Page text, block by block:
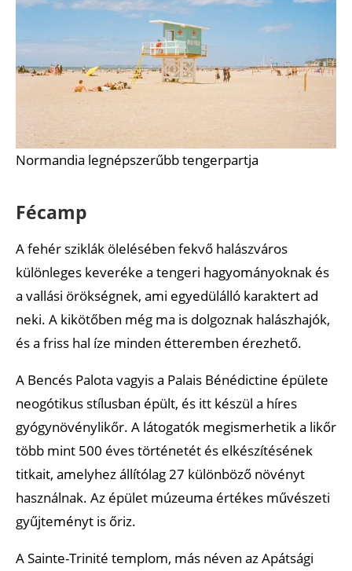
Normandia legnépszerűbb tengerpartja
Fécamp
A fehér sziklák ölelésében fekvő halászváros
különleges keveréke a tengeri hagyományoknak és
a vallási örökségnek, ami egyedülálló karaktert ad
neki. A kikötőben még ma is dolgoznak halászhajók,
és a friss hal íze minden étteremben érezhető.
A Bencés Palota vagyis a Palais Bénédictine épülete
neogótikus stílusban épült, és itt készül a híres
gyógynövénylikőr. A látogatók megismerhetik a likőr
több mint 500 éves történetét és elkészítésének
titkait, amelyhez állítólag 27 különböző növényt
használnak. Az épület múzeuma értékes művészeti
gyűjteményt is őriz.
A Sainte-Trinité templom, más néven az Apátsági